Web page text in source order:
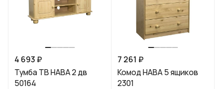
4 693 ₽
Тумба ТВ HABA 2 дв
50164
7 261 ₽
Комод HABA 5 ящиков
2301